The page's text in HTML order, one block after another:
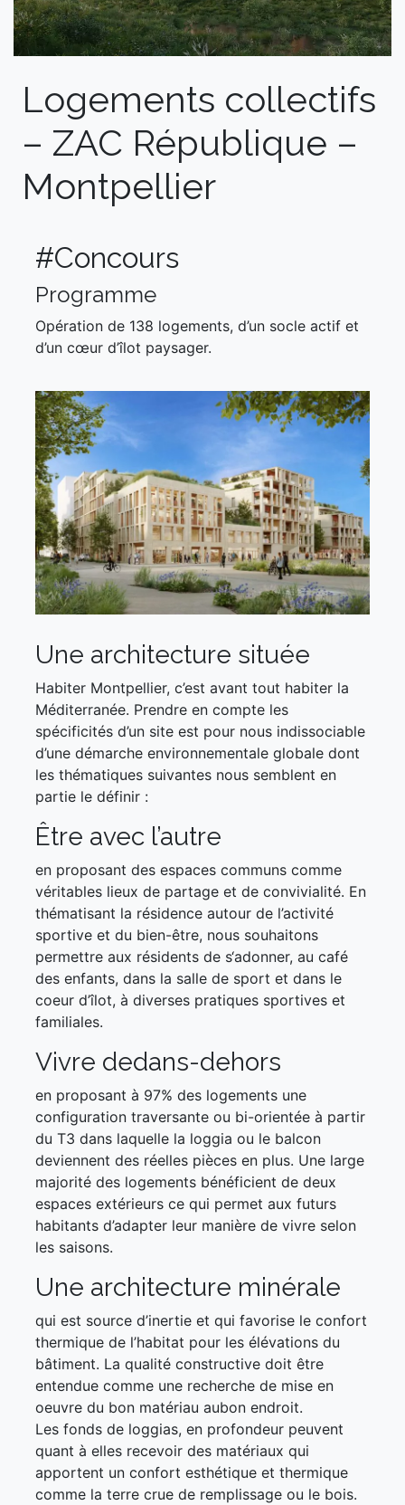
Logements collectifs
– ZAC République –
Montpellier
#Concours
Programme
Opération de 138 logements, d’un socle actif et
d’un cœur d’îlot paysager.
Une architecture située
Habiter Montpellier, c’est avant tout habiter la
Méditerranée. Prendre en compte les
spécificités d’un site est pour nous indissociable
d’une démarche environnementale globale dont
les thématiques suivantes nous semblent en
partie le définir :
Être avec l’autre
en proposant des espaces communs comme
véritables lieux de partage et de convivialité. En
thématisant la résidence autour de l’activité
sportive et du bien-être, nous souhaitons
permettre aux résidents de s‘adonner, au café
des enfants, dans la salle de sport et dans le
coeur d’îlot, à diverses pratiques sportives et
familiales.
Vivre dedans-dehors
en proposant à 97% des logements une
configuration traversante ou bi-orientée à partir
du T3 dans laquelle la loggia ou le balcon
deviennent des réelles pièces en plus. Une large
majorité des logements bénéficient de deux
espaces extérieurs ce qui permet aux futurs
habitants d’adapter leur manière de vivre selon
les saisons.
Une architecture minérale
qui est source d’inertie et qui favorise le confort
thermique de l’habitat pour les élévations du
bâtiment. La qualité constructive doit être
entendue comme une recherche de mise en
oeuvre du bon matériau aubon endroit.
Les fonds de loggias, en profondeur peuvent
quant à elles recevoir des matériaux qui
apportent un confort esthétique et thermique
comme la terre crue de remplissage ou le bois.